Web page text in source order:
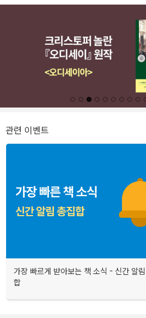
관련 이벤트
가장 빠르게 받아보는 책 소식 - 신간 알
합